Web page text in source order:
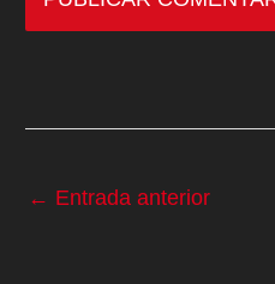
← Entrada anterior